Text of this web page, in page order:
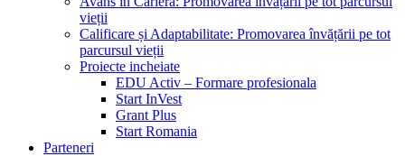
vieții
Calificare și Adaptabilitate: Promovarea învățării pe tot
parcursul vieții
Proiecte incheiate
EDU Activ – Formare profesionala
Start InVest
Grant Plus
Start Romania
Parteneri